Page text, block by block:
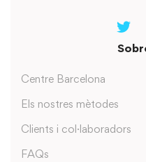
Centre Barcelona
Els nostres mètodes
Clients i col·laboradors
FAQs